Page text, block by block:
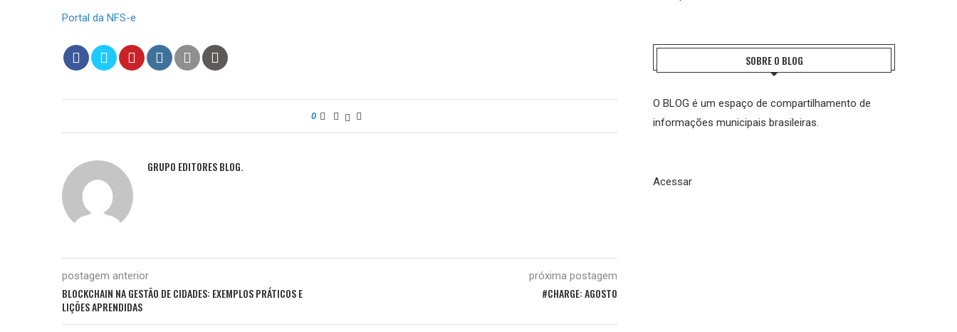
Portal da NFS-e
0
GRUPO EDITORES BLOG.
postagem anterior
BLOCKCHAIN NA GESTÃO DE CIDADES: EXEMPLOS PRÁTICOS E
LIÇÕES APRENDIDAS
próxima postagem
#CHARGE: AGOSTO
SOBRE O BLOG
O BLOG é um espaço de compartilhamento de
informações municipais brasileiras.
Acessar